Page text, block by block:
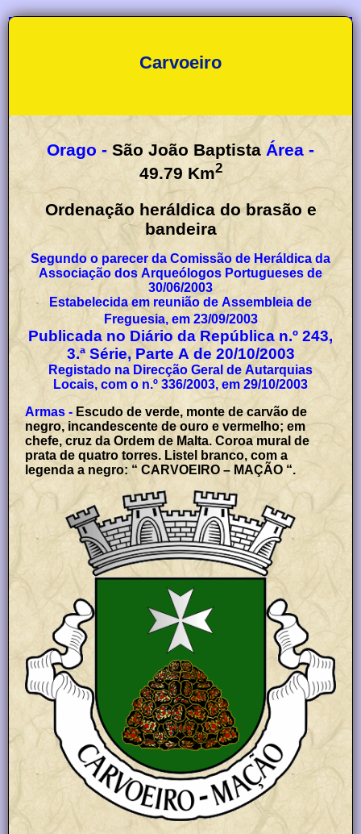
Carvoeiro
Orago - São João Baptista
Área -
49.79 Km2
Ordenação heráldica do brasão e
bandeira
Segundo o parecer da Comissão de Heráldica da
Associação dos Arqueólogos Portugueses de
30/06/2003
Estabelecida em reunião de Assembleia de
Freguesia, em 23/09/2003
Publicada no Diário da República n.º 243,
3.ª Série, Parte A de 20/10/2003
Registado na Direcção Geral de Autarquias
Locais, com o n.º 336/2003, em 29/10/2003
Armas - Escudo de verde, monte de carvão de
negro, incandescente de ouro e vermelho; em
chefe, cruz da Ordem de Malta. Coroa mural de
prata de quatro torres. Listel branco, com a
legenda a negro: “ CARVOEIRO – MAÇÃO “.